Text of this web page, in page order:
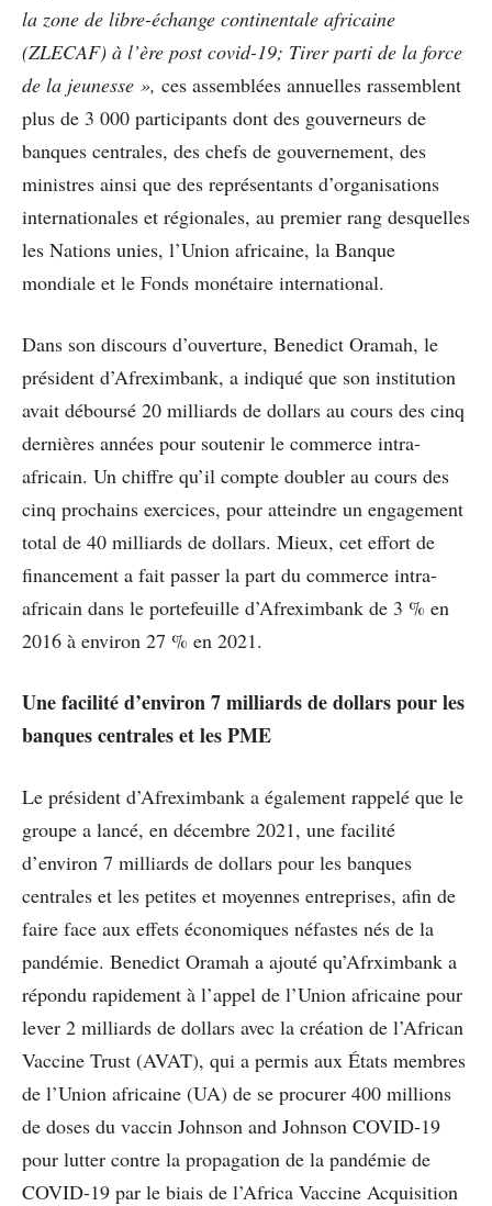
la zone de libre-échange continentale africaine
(ZLECAF) à l’ère post covid-19; Tirer parti de la force
de la jeunesse », ces assemblées annuelles rassemblent
plus de 3 000 participants dont des gouverneurs de
banques centrales, des chefs de gouvernement, des
ministres ainsi que des représentants d’organisations
internationales et régionales, au premier rang desquelles
les Nations unies, l’Union africaine, la Banque
mondiale et le Fonds monétaire international.
Dans son discours d’ouverture, Benedict Oramah, le
président d’Afreximbank, a indiqué que son institution
avait déboursé 20 milliards de dollars au cours des cinq
dernières années pour soutenir le commerce intra-
africain. Un chiffre qu’il compte doubler au cours des
cinq prochains exercices, pour atteindre un engagement
total de 40 milliards de dollars. Mieux, cet effort de
financement a fait passer la part du commerce intra-
africain dans le portefeuille d’Afreximbank de 3 % en
2016 à environ 27 % en 2021.
Une facilité d’environ 7 milliards de dollars pour les
banques centrales et les PME
Le président d’Afreximbank a également rappelé que le
groupe a lancé, en décembre 2021, une facilité
d’environ 7 milliards de dollars pour les banques
centrales et les petites et moyennes entreprises, afin de
faire face aux effets économiques néfastes nés de la
pandémie. Benedict Oramah a ajouté qu’Afrximbank a
répondu rapidement à l’appel de l’Union africaine pour
lever 2 milliards de dollars avec la création de l’African
Vaccine Trust (AVAT), qui a permis aux États membres
de l’Union africaine (UA) de se procurer 400 millions
de doses du vaccin Johnson and Johnson COVID-19
pour lutter contre la propagation de la pandémie de
COVID-19 par le biais de l’Africa Vaccine Acquisition